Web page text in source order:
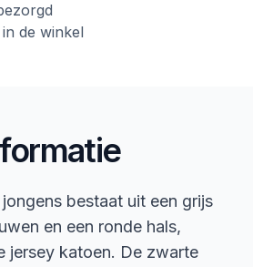
de winkel
bestaat uit een grijs
en een ronde hals,
jersey katoen. De zwarte